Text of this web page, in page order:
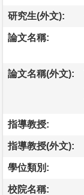
研究生(外文):
論文名稱:
論文名稱(外文):
指導教授:
指導教授(外文):
學位類別:
校院名稱: